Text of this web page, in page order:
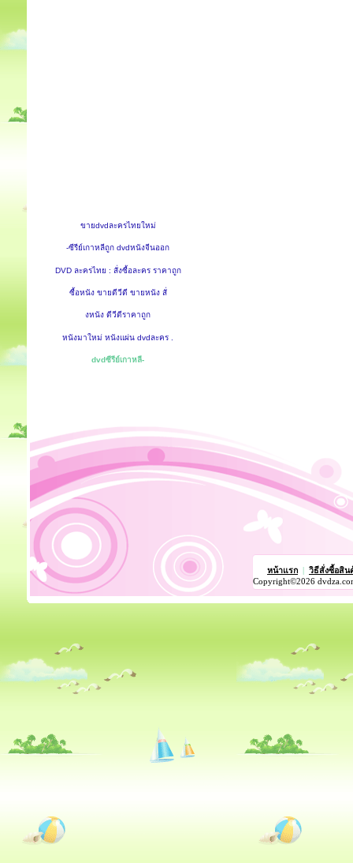
ขายdvdละครไทยใหม่
-ซีรีย์เกาหลีถูก dvdหนังจีนออก
DVD ละครไทย : สั่งซื้อละคร ราคาถูก
ซื้อหนัง ขายดีวีดี ขายหนัง สั่
งหนัง ดีวีดีราคาถูก
หนังมาใหม่ หนังแผ่น dvdละคร .
dvdซีรีย์เกาหลี-
หน้าแรก
วิธีสั่งซื้อสิน
Copyright©2026